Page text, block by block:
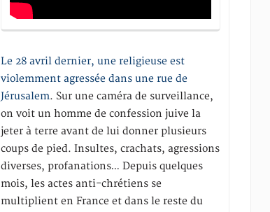
Le 28 avril dernier, une religieuse est
violemment agressée dans une rue de
Jérusalem. Sur une caméra de surveillance,
on voit un homme de confession juive la
jeter à terre avant de lui donner plusieurs
coups de pied. Insultes, crachats, agressions
diverses, profanations… Depuis quelques
mois, les actes anti-chrétiens se
multiplient en France et dans le reste du